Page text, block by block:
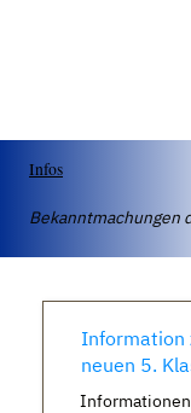
Infos
Bekanntmachungen
Information
neuen 5.